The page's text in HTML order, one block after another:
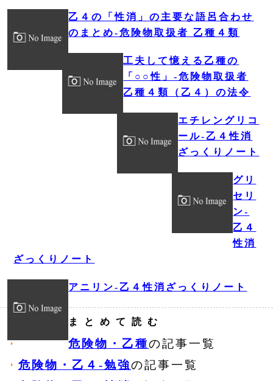
乙４の「性消」の主要な語呂合わせ
のまとめ‐危険物取扱者 乙種４類
工夫して憶える乙種の
「○○性」‐危険物取扱者
乙種４類（乙４）の法令
エチレングリコ
ール‐乙４性消
ざっくりノート
グリ
セリ
ン‐
乙４
性消
ざっくりノート
アニリン‐乙４性消ざっくりノート
まとめて読む
危険物・乙種の記事一覧
危険物・乙４‐勉強の記事一覧